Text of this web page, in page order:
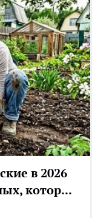
в 2026
которые